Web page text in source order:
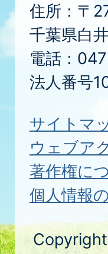
住所：〒
千葉県白
電話：
法人番号
サイトマ
ウェブア
著作権に
個人情報